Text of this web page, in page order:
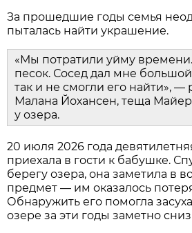
За прошедшие годы семья
пыталась найти украшение.
«Мы потратили уйму
песок. Сосед дал мне
так и не смогли его найти», —
Малана Йохансен, теща
у озера.
20 июля 2026 года
приехала в гости к бабушке.
берегу озера, она заметила в
предмет — им оказалось
Обнаружить его помогла
озере за эти годы заметно